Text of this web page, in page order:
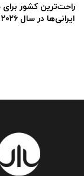
راحت‌ترین کشور
ایرانی‌ها در سال ۲۰۲۶ کدام است؟